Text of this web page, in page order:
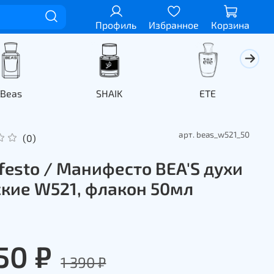
Профиль Избранное Корзина
Beas SHAIK ETE
(0) арт. beas_w521_50
/ Манифесто BEA'S духи
W521, флакон 50мл
₽ 1 390 ₽